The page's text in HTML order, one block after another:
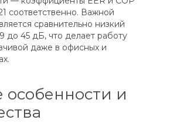
соответственно. Важной
сравнительно низкий
до 45 дБ, что делает работу
даже в офисных и
и